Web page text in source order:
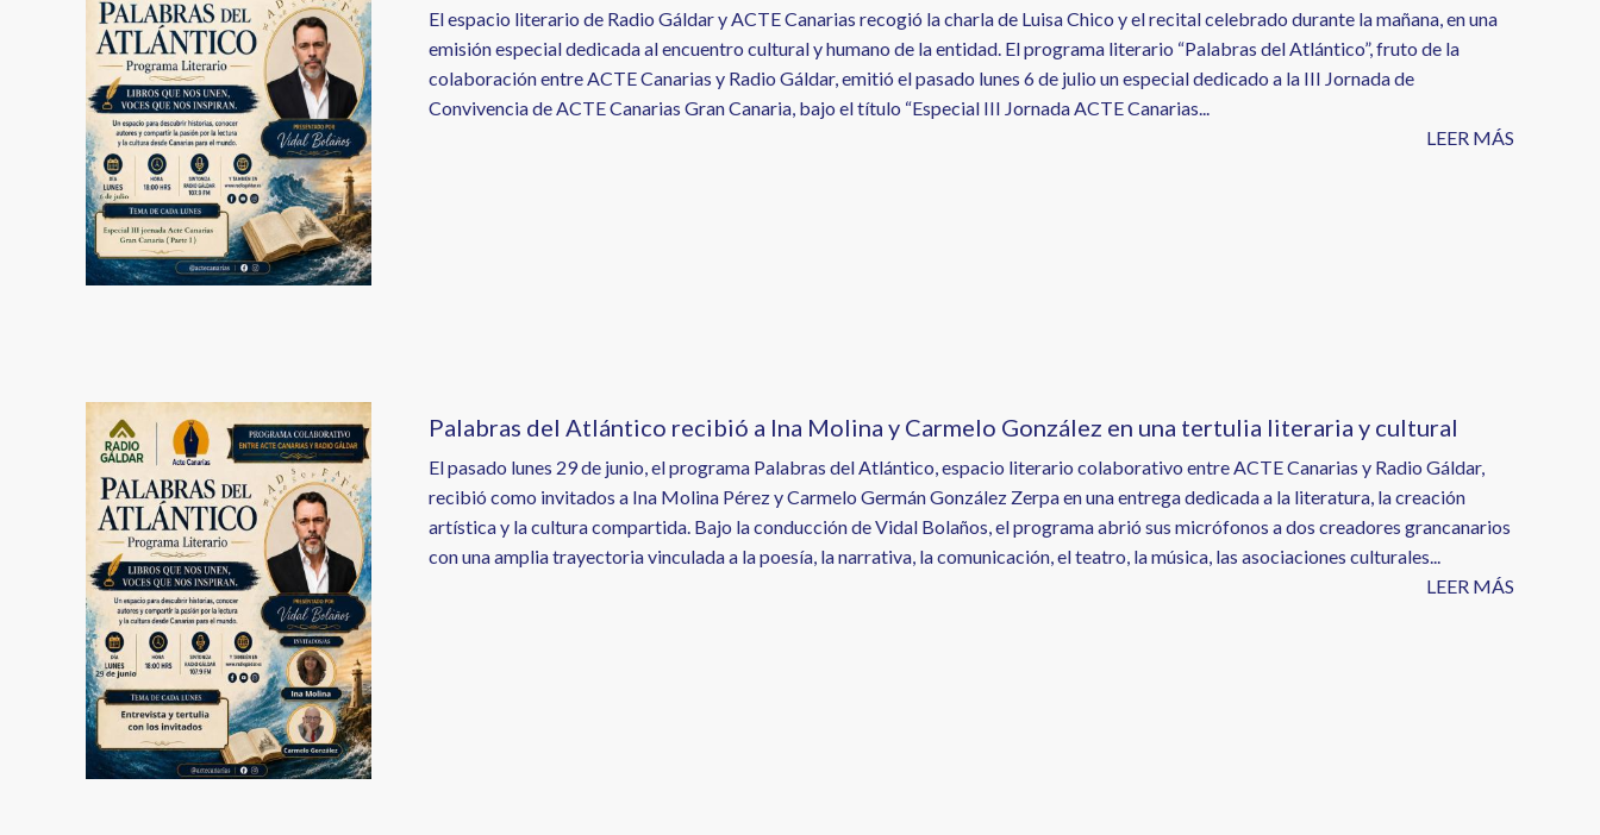
El espacio literario de Radio Gáldar y ACTE Canarias recogió la charla de Luisa Chico y el recital celebrado durante la mañana, en una
emisión especial dedicada al encuentro cultural y humano de la entidad. El programa literario “Palabras del Atlántico”, fruto de la
colaboración entre ACTE Canarias y Radio Gáldar, emitió el pasado lunes 6 de julio un especial dedicado a la III Jornada de
Convivencia de ACTE Canarias Gran Canaria, bajo el título “Especial III Jornada ACTE Canarias...
LEER MÁS
Image Palabras del Atlántico recibió a Ina Molina y Carmelo González en una tertulia literaria y cultural
El pasado lunes 29 de junio, el programa Palabras del Atlántico, espacio literario colaborativo entre ACTE Canarias y Radio Gáldar,
recibió como invitados a Ina Molina Pérez y Carmelo Germán González Zerpa en una entrega dedicada a la literatura, la creación
artística y la cultura compartida. Bajo la conducción de Vidal Bolaños, el programa abrió sus micrófonos a dos creadores grancanarios
con una amplia trayectoria vinculada a la poesía, la narrativa, la comunicación, el teatro, la música, las asociaciones culturales...
LEER MÁS